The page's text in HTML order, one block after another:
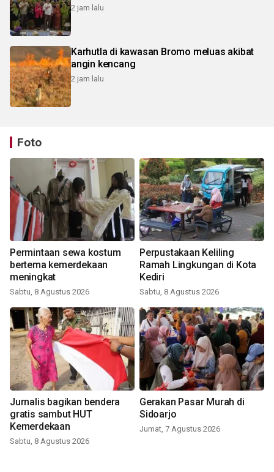
2 jam lalu
Karhutla di kawasan Bromo meluas akibat
angin kencang
2 jam lalu
Foto
Permintaan sewa kostum
bertema kemerdekaan
meningkat
Sabtu, 8 Agustus 2026
Perpustakaan Keliling
Ramah Lingkungan di Kota
Kediri
Sabtu, 8 Agustus 2026
Jurnalis bagikan bendera
gratis sambut HUT
Kemerdekaan
Sabtu, 8 Agustus 2026
Gerakan Pasar Murah di
Sidoarjo
Jumat, 7 Agustus 2026